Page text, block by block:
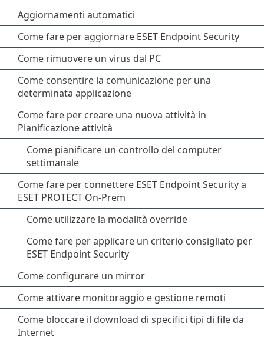
Aggiornamenti automatici
Come fare per aggiornare ESET Endpoint Security
Come rimuovere un virus dal PC
Come consentire la comunicazione per una
determinata applicazione
Come fare per creare una nuova attività in
Pianificazione attività
Come pianificare un controllo del computer
settimanale
Come fare per connettere ESET Endpoint Security a
ESET PROTECT On-Prem
Come utilizzare la modalità override
Come fare per applicare un criterio consigliato per
ESET Endpoint Security
Come configurare un mirror
Come attivare monitoraggio e gestione remoti
Come bloccare il download di specifici tipi di file da
Internet